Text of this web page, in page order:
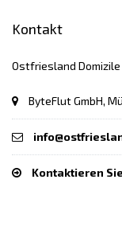
Kontakt
Ostfriesland Domizile
ByteFlut GmbH,
Kontaktieren